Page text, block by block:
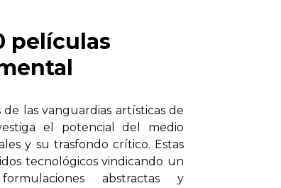
películas
las vanguardias artísticas de
el potencial del medio
y su trasfondo crítico. Estas
tecnológicos vindicando un
abstractas y